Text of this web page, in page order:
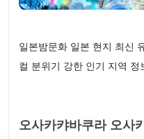
일본밤문화 일본 현지 최신
컬 분위기 강한 인기 지역 정
오사카캬바쿠라 오사